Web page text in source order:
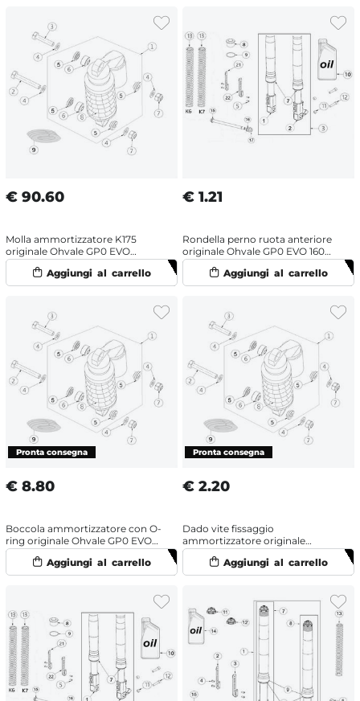
€ 90.60
Molla ammortizzatore K175
originale Ohvale GP0 EVO
(2022-2025)
€ 1.21
Rondella perno ruota anteriore
originale Ohvale GP0 EVO 160
(2022-2025) OHRacing
€ 8.80
Boccola ammortizzatore con O-
ring originale Ohvale GP0 EVO
(2022-2025)
€ 2.20
Dado vite fissaggio
ammortizzatore originale
Ohvale GP0 EVO (2022-2025)